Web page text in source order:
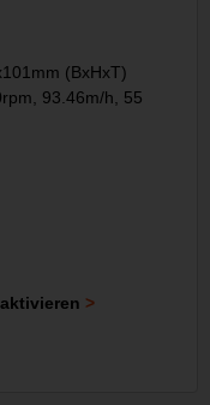
(BxHxT)
93.46m/h, 55